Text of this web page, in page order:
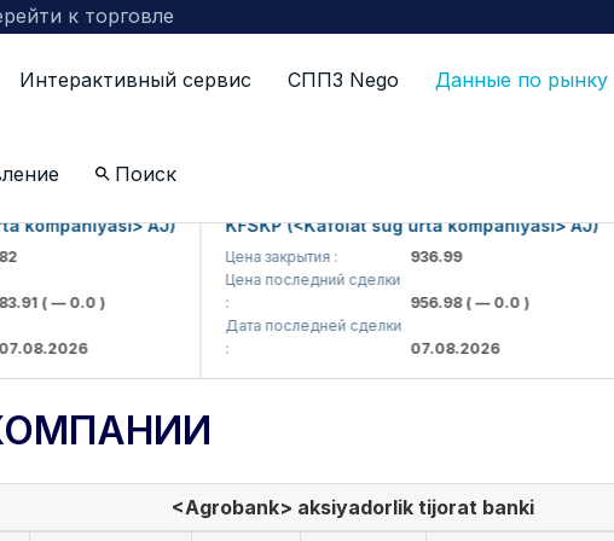
к торговле
Интерактивный сервис СППЗ Nego Данные по рынку
Поиск
AJ)
( — 0.0 )
KFSKP (<Kafolat sug'urta kompaniyasi> AJ)
Цена закрытия :
936.99
Цена последний сделки
956.98( — 0.0 )
Дата последней сделки
07.08.2026
<Agrobank> aksiyadorlik tijorat banki